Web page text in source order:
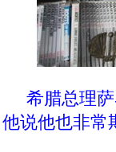
希腊总理
他说他也非常